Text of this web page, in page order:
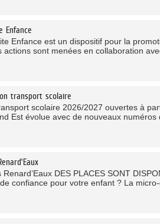
Enfance
Enfance est un dispositif pour la
actions sont menées en collaboration
transport scolaire
scolaire 2026/2027 ouvertes à
Est évolue avec de nouveaux numéros
DES PLACES SONT
confiance pour votre enfant ? La